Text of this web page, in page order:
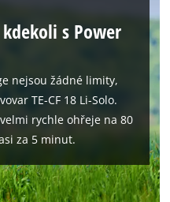
s Power
nejsou žádné limity,
TE-CF 18 Li-Solo.
rychle ohřeje na 80
za 5 minut.